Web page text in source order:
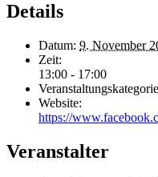
Details
Datum: 9. November
Zeit:
13:00 - 17:00
Website:
https://
Veranstalter